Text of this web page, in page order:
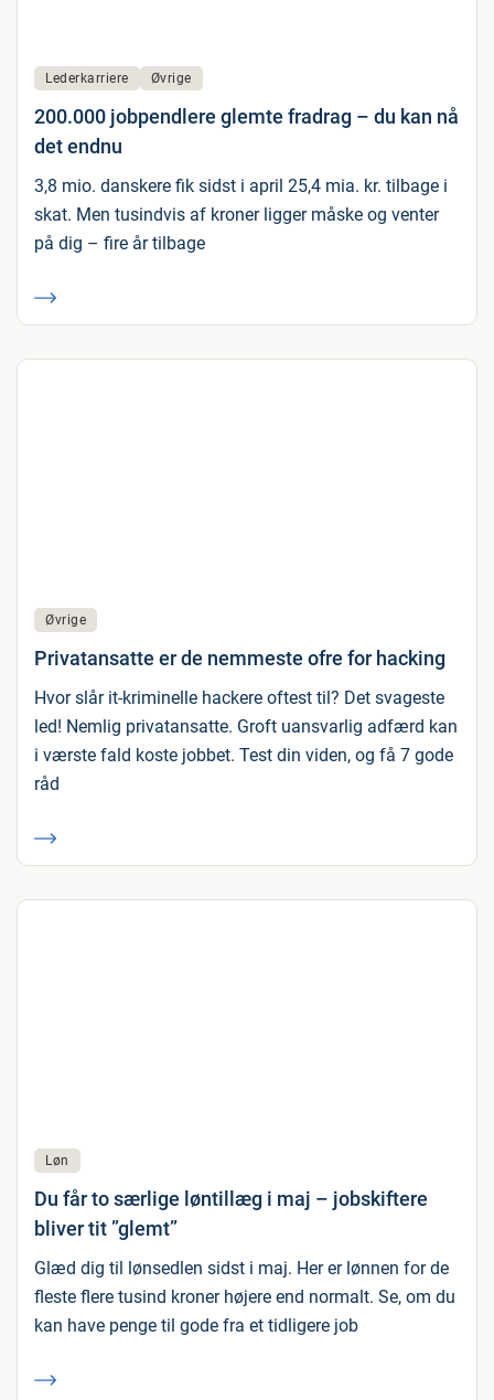
Lederkarriere Øvrige
200.000 jobpendlere glemte fradrag – du kan nå
det endnu
3,8 mio. danskere fik sidst i april 25,4 mia. kr. tilbage i
skat. Men tusindvis af kroner ligger måske og venter
på dig – fire år tilbage
Øvrige
Privatansatte er de nemmeste ofre for hacking
Hvor slår it-kriminelle hackere oftest til? Det svageste
led! Nemlig privatansatte. Groft uansvarlig adfærd kan
i værste fald koste jobbet. Test din viden, og få 7 gode
råd
Løn
Du får to særlige løntillæg i maj – jobskiftere
bliver tit ”glemt”
Glæd dig til lønsedlen sidst i maj. Her er lønnen for de
fleste flere tusind kroner højere end normalt. Se, om du
kan have penge til gode fra et tidligere job